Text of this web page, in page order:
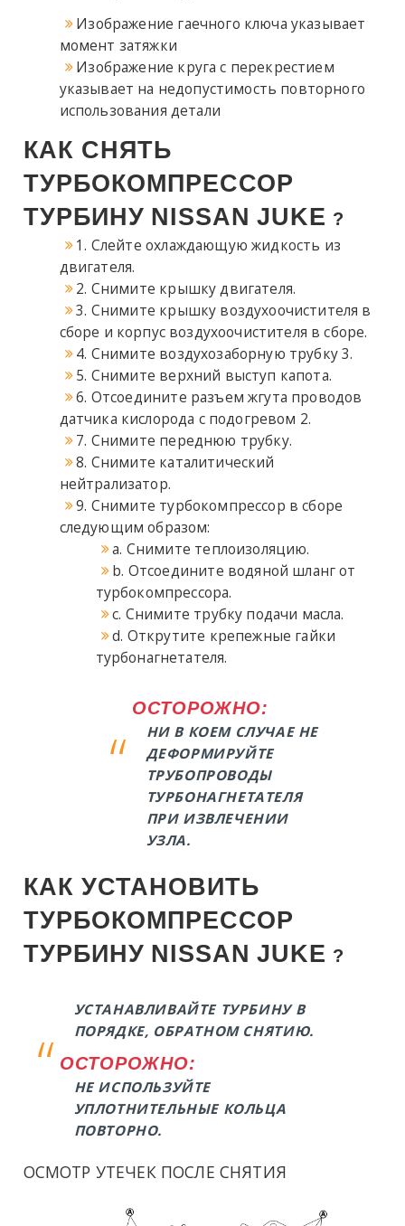
Изображение гаечного ключа указывает
момент затяжки
Изображение круга с перекрестием
указывает на недопустимость повторного
использования детали
КАК СНЯТЬ
ТУРБОКОМПРЕССОР
ТУРБИНУ NISSAN JUKE ?
1. Слейте охлаждающую жидкость из
двигателя.
2. Снимите крышку двигателя.
3. Снимите крышку воздухоочистителя в
сборе и корпус воздухоочистителя в сборе.
4. Снимите воздухозаборную трубку 3.
5. Снимите верхний выступ капота.
6. Отсоедините разъем жгута проводов
датчика кислорода с подогревом 2.
7. Снимите переднюю трубку.
8. Снимите каталитический
нейтрализатор.
9. Снимите турбокомпрессор в сборе
следующим образом:
a. Снимите теплоизоляцию.
b. Отсоедините водяной шланг от
турбокомпрессора.
c. Снимите трубку подачи масла.
d. Открутите крепежные гайки
турбонагнетателя.
ОСТОРОЖНО:
НИ В КОЕМ СЛУЧАЕ НЕ
ДЕФОРМИРУЙТЕ
ТРУБОПРОВОДЫ
ТУРБОНАГНЕТАТЕЛЯ
ПРИ ИЗВЛЕЧЕНИИ
УЗЛА.
КАК УСТАНОВИТЬ
ТУРБОКОМПРЕССОР
ТУРБИНУ NISSAN JUKE ?
УСТАНАВЛИВАЙТЕ ТУРБИНУ В
ПОРЯДКЕ, ОБРАТНОМ СНЯТИЮ.
ОСТОРОЖНО:
НЕ ИСПОЛЬЗУЙТЕ
УПЛОТНИТЕЛЬНЫЕ КОЛЬЦА
ПОВТОРНО.
ОСМОТР УТЕЧЕК ПОСЛЕ СНЯТИЯ